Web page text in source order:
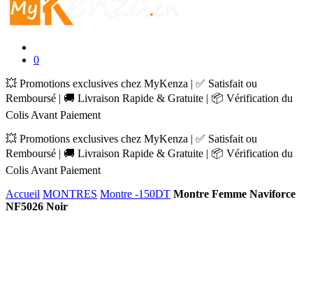
0
💥 Promotions exclusives chez MyKenza | ✅ Satisfait ou
Remboursé | 🚚 Livraison Rapide & Gratuite | 📦 Vérification du
Colis Avant Paiement
💥 Promotions exclusives chez MyKenza | ✅ Satisfait ou
Remboursé | 🚚 Livraison Rapide & Gratuite | 📦 Vérification du
Colis Avant Paiement
Accueil MONTRES Montre -150DT Montre Femme Naviforce
NF5026 Noir